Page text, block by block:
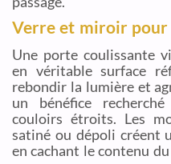
Verre et miroir
Une porte coulissante
en véritable surface
rebondir la lumière et
un bénéfice
couloirs étroits. Les
satiné ou dépoli créent
en cachant le contenu